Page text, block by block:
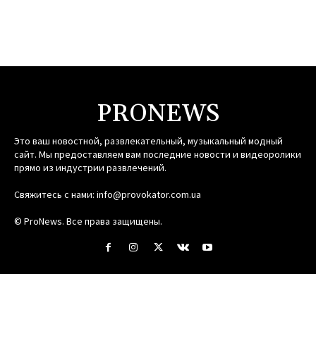
PRONEWS
Это ваш новостной, развлекательный, музыкальный модный
сайт. Мы предоставляем вам последние новости и видеоролики
прямо из индустрии развлечений.
Свяжитесь с нами: info@provokator.com.ua
© ProNews. Все права защищены.